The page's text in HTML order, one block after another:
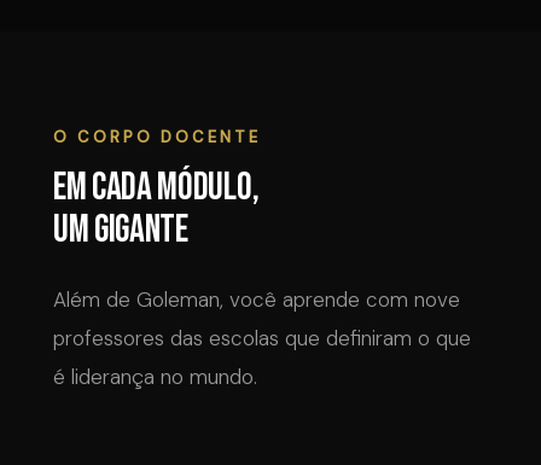
O CORPO DOCENTE
Em cada módulo,
um gigante
Além de Goleman, você aprende com nove
professores das escolas que definiram o que
é liderança no mundo.